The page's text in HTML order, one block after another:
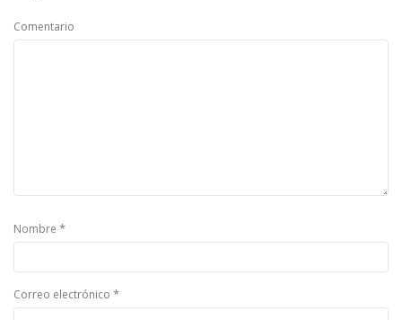
Comentario
Nombre *
Correo electrónico *